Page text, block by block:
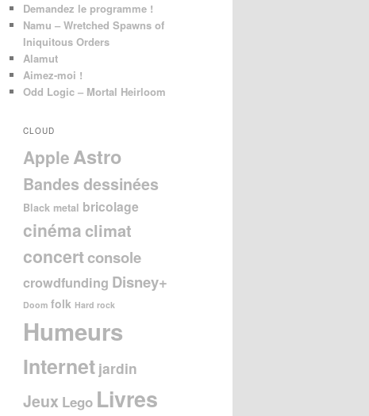
Demandez le programme !
Namu – Wretched Spawns of
Iniquitous Orders
Alamut
Aimez-moi !
Odd Logic – Mortal Heirloom
CLOUD
Apple Astro
Bandes dessinées
Black metal bricolage
cinéma climat
concertconsole
crowdfunding Disney+
Doom folk Hard rock
Humeurs
Internet jardin
Jeux Lego Livres